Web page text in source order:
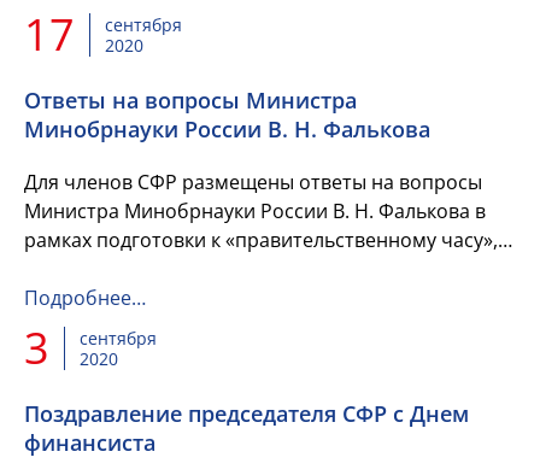
17
сентября
2020
Ответы на вопросы Министра
Минобрнауки России В. Н. Фалькова
Для членов СФР размещены ответы на вопросы
Министра Минобрнауки России В. Н. Фалькова в
рамках подготовки к «правительственному часу»,
Думе на тему: «О...
Подробнее…
3
сентября
2020
Поздравление председателя СФР с Днем
финансиста